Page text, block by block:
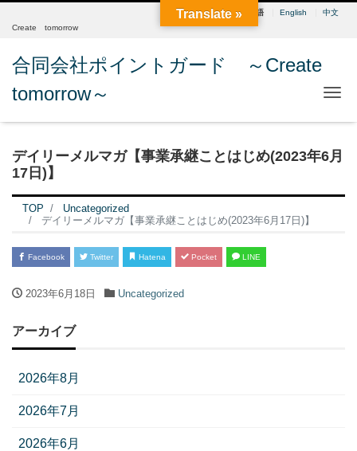
日本語 English
中文
Create tomorrow
合同会社ポイントガード ～Create
tomorrow～
デイリーメルマガ【事業承継ことはじめ(2023年6月
17日)】
TOP
Uncategorized
デイリーメルマガ【事業承継ことはじめ(2023年6月17日)】
Facebook Twitter Hatena Pocket LINE
2023年6月18日 Uncategorized
アーカイブ
2026年8月
2026年7月
2026年6月
Translate »